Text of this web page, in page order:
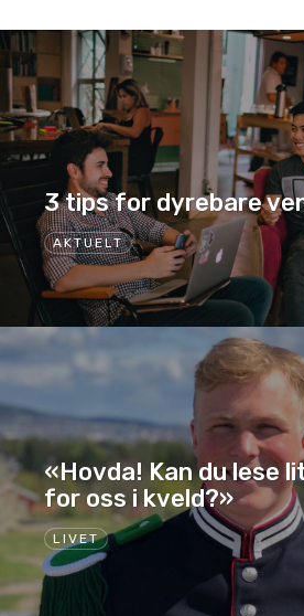
AKTUELT
3 tips for dyrebare
LIVET
«Hovda! Kan du lese
for oss i kveld?»